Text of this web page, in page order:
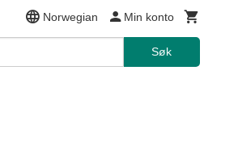
Norwegian Min konto
Søk